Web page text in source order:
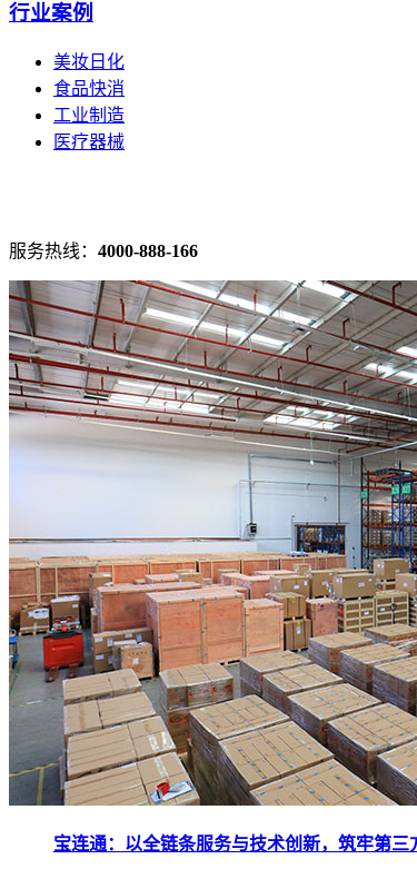
行业案例
美妆日化
食品快消
工业制造
医疗器械
服务热线： 4000-888-166
宝连通：以全链条服务与技术创新，筑牢第三